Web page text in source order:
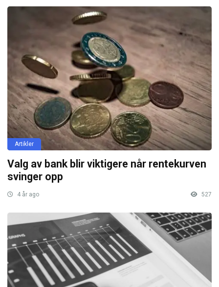
Artikler
Valg av bank blir viktigere når rentekurven
svinger opp
4 år ago 527